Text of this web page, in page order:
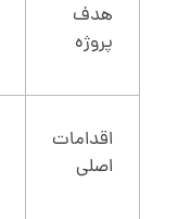
هدف
پروژه
اقدامات
اصلی